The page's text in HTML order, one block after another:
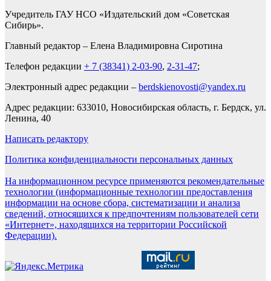
Учредитель ГАУ НСО «Издательский дом «Советская
Сибирь».
Главный редактор – Елена Владимировна Сиротина
Телефон редакции + 7 (38341) 2-03-90, 2-31-47;
Электронный адрес редакции – berdskienovosti@yandex.ru
Адрес редакции: 633010, Новосибирская область, г. Бердск, ул.
Ленина, 40
Написать редактору
Политика конфиденциальности персональных данных
На информационном ресурсе применяются рекомендательные
технологии (информационные технологии предоставления
информации на основе сбора, систематизации и анализа
сведений, относящихся к предпочтениям пользователей сети
«Интернет», находящихся на территории Российской
Федерации).